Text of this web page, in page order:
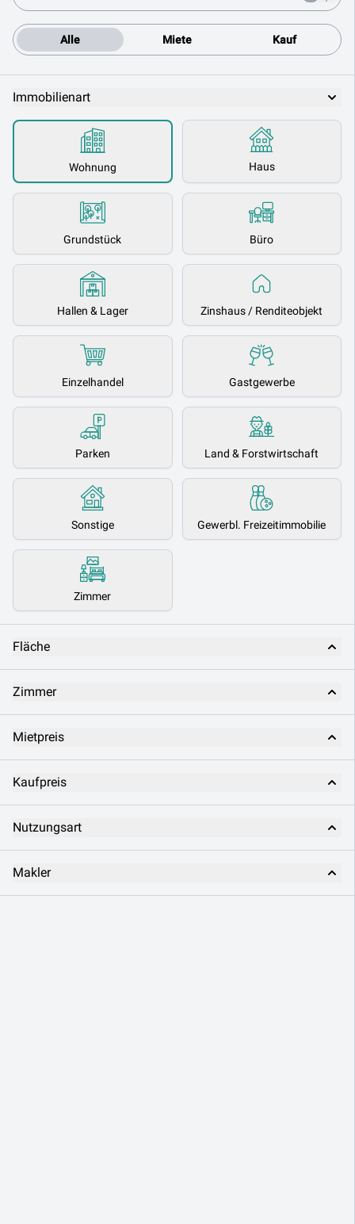
Alle Miete Kauf
Immobilienart
Wohnung Haus
Grundstück Büro
Hallen & Lager Zinshaus / Renditeobjekt
Einzelhandel Gastgewerbe
Parken Land & Forstwirtschaft
Sonstige Gewerbl. Freizeitimmobilie
Zimmer
Fläche
Zimmer
Mietpreis
Kaufpreis
Nutzungsart
Makler